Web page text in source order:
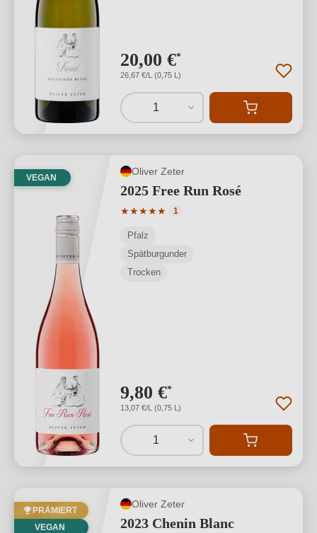
20,00 €*
26,67 €/L (0,75 L)
1
VEGAN
Oliver Zeter
2025 Free Run Rosé
★★★★★
Durchschnittliche Bewertung von 5
1
Pfalz
Spätburgunder
Trocken
9,80 €*
13,07 €/L (0,75 L)
1
PRÄMIERT
VEGAN
Oliver Zeter
2023 Chenin Blanc